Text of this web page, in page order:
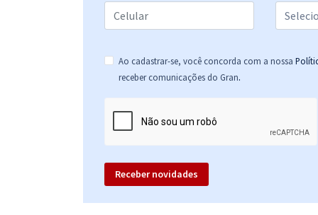
Específicos para Engenheiro de Segurança do
Trabalho
CEF - Caixa Econômica Federal - Técnico Bancário
Ao cadastrar-se, você concorda com a nossa
receber comunicações do Gran.
Receber novidades